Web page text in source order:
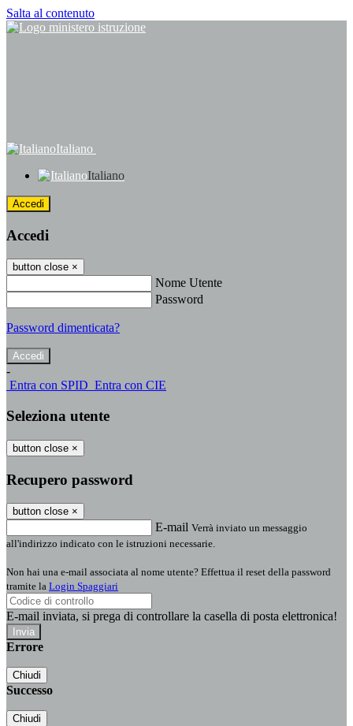
Salta al contenuto
Italiano
Italiano
Accedi
Accedi
button close ×
Nome Utente
Password
Password dimenticata?
-
Entra con SPID Entra con CIE
Seleziona utente
button close ×
Recupero password
button close ×
E-mail Verrà inviato un messaggio
all'indirizzo indicato con le istruzioni necessarie.
Non hai una e-mail associata al nome utente? Effettua il reset della password
tramite la Login Spaggiari
E-mail inviata, si prega di controllare la casella di posta elettronica!
Errore
Chiudi
Successo
Chiudi